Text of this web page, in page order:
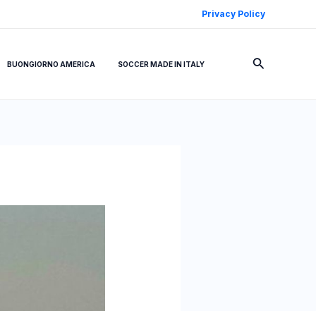
Privacy Policy
BUONGIORNO AMERICA SOCCER MADE IN ITALY Cerca